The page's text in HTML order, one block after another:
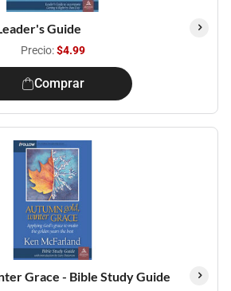
Guide
Precio:$4.99
Comprar
Grace - Bible Study Guide